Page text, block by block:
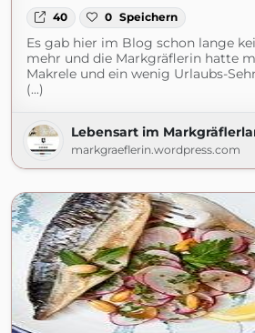
40 0 Speichern
Es gab hier im Blog schon lange
mehr und die Markgräflerin hatte
Makrele und ein wenig Urlaubs-
(...)
Lebensart im
markgraeflerin.wordpress.com